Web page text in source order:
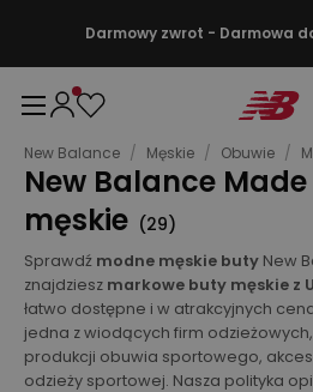
Darmowy zwrot - Darmowa
New Balance / Męskie / Obuwie /
New Balance Made
męskie (29)
Sprawdź modne męskie buty New
znajdziesz markowe buty męskie z
łatwo dostępne i w atrakcyjnych
jedna z wiodących firm
produkcji obuwia sportowego,
odzieży sportowej. Nasza polityka